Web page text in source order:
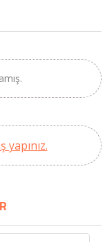
yapınız.
- Bilgem